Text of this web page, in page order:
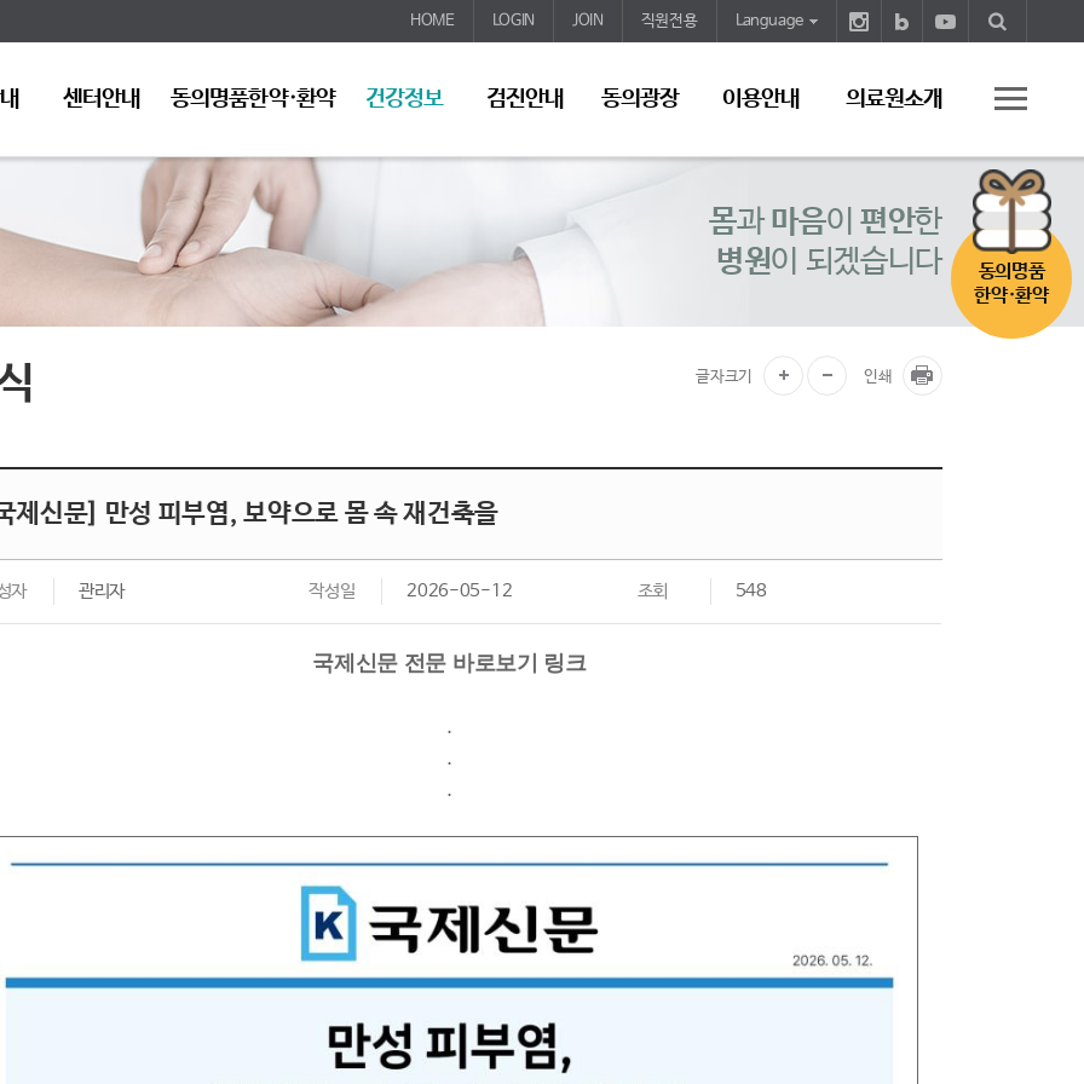
HOME LOGIN JOIN 직원전용 Language
센터안내 동의명품한약·환약 건강정보 검진안내 동의광장 이용안내 의료원소개
동의명품
한약·환약
몸과 마음이 편안한
병원이 되겠습니다
글자크기 인쇄
제신문] 만성 피부염, 보약으로 몸 속 재건축을
자 관리자 작성일 2026-05-12 조회 548
국제신문 전문 바로보기 링크
.
.
.